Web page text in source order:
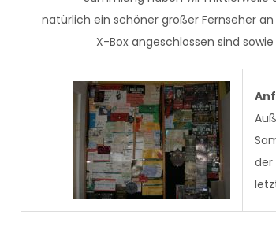
natürlich ein schöner großer Fernseher
X-Box angeschlossen sind
der